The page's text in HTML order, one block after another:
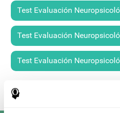
Test Evaluación
Test Evaluación
Test Evaluación